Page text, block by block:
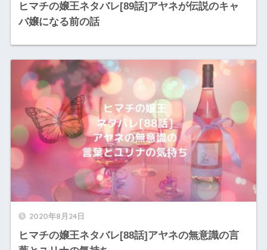
ヒマチの嬢王ネタバレ[89話]アヤネが伝説のキャ
バ嬢になる前の話
2020年8月24日
ヒマチの嬢王ネタバレ[88話]アヤネの無意識の言